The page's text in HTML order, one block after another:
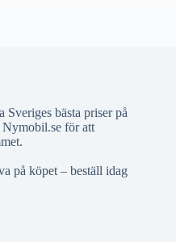
bästa priser på
Nymobil.se för att
på köpet – beställ idag